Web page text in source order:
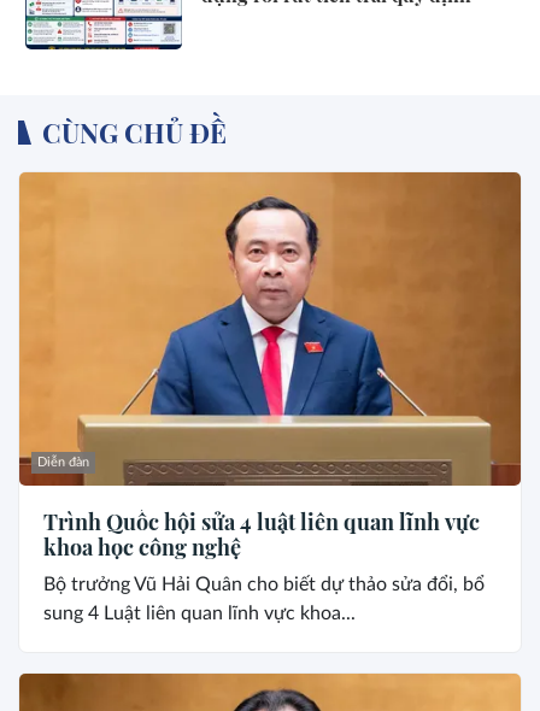
CÙNG CHỦ ĐỀ
Diễn đàn
Trình Quốc hội sửa 4 luật liên quan lĩnh vực
khoa học công nghệ
Bộ trưởng Vũ Hải Quân cho biết dự thảo sửa đổi, bổ
sung 4 Luật liên quan lĩnh vực khoa...